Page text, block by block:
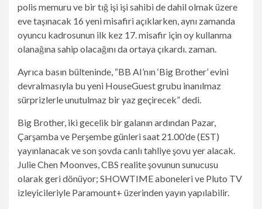
polis memuru ve bir tığ işi işi sahibi de dahil olmak üzere
eve taşınacak 16 yeni misafiri açıklarken, aynı zamanda
oyuncu kadrosunun ilk kez 17. misafir için oy kullanma
olanağına sahip olacağını da ortaya çıkardı. zaman.
Ayrıca basın bülteninde, “BB AI’nın ‘Big Brother’ evini
devralmasıyla bu yeni HouseGuest grubu inanılmaz
sürprizlerle unutulmaz bir yaz geçirecek” dedi.
Big Brother, iki gecelik bir galanın ardından Pazar,
Çarşamba ve Perşembe günleri saat 21.00’de (EST)
yayınlanacak ve son şovda canlı tahliye şovu yer alacak.
Julie Chen Moonves, CBS realite şovunun sunucusu
olarak geri dönüyor; SHOWTIME aboneleri ve Pluto TV
izleyicileriyle Paramount+ üzerinden yayın yapılabilir.